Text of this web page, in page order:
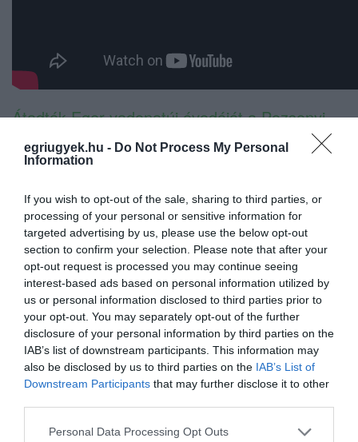
egriugyek.hu - Do Not Process My Personal
Information
If you wish to opt-out of the sale, sharing to third parties, or
processing of your personal or sensitive information for
targeted advertising by us, please use the below opt-out
section to confirm your selection. Please note that after your
opt-out request is processed you may continue seeing
interest-based ads based on personal information utilized by
us or personal information disclosed to third parties prior to
your opt-out. You may separately opt-out of the further
disclosure of your personal information by third parties on the
IAB’s list of downstream participants. This information may
also be disclosed by us to third parties on the IAB’s List of
Downstream Participants that may further disclose it to other
Please note that this website/app uses one or more Google
Personal Data Processing Opt Outs
Átadták Eger vadonatúj óvodáját a Pozsonyi
utcában - FOTÓK
Ne maradjon le a legfrissebb hírekről, kövessen
bennünket az EGRI ÜGYEK Google Hírek oldalán!
VISSZA A FŐOLDALRA